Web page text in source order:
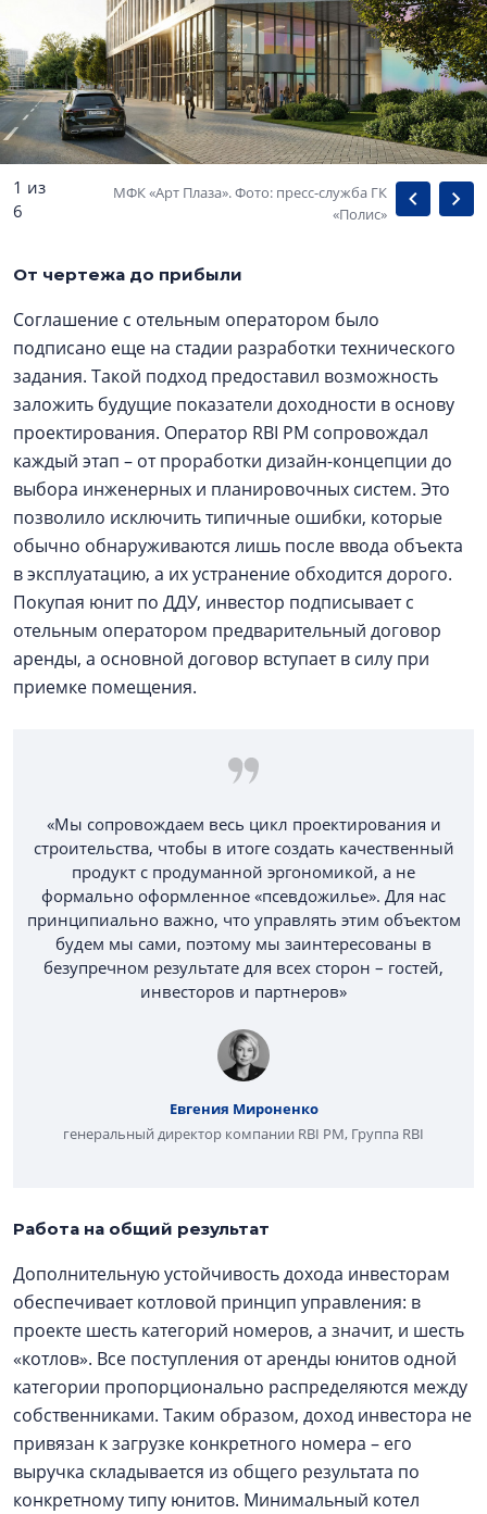
1 из
6
МФК «Арт Плаза». Фото: пресс-служба ГК
«Полис»
От чертежа до прибыли
Соглашение с отельным оператором было
подписано еще на стадии разработки технического
задания. Такой подход предоставил возможность
заложить будущие показатели доходности в основу
проектирования. Оператор RBI PM сопровождал
каждый этап – от проработки дизайн-концепции до
выбора инженерных и планировочных систем. Это
позволило исключить типичные ошибки, которые
обычно обнаруживаются лишь после ввода объекта
в эксплуатацию, а их устранение обходится дорого.
Покупая юнит по ДДУ, инвестор подписывает с
отельным оператором предварительный договор
аренды, а основной договор вступает в силу при
приемке помещения.
«Мы сопровождаем весь цикл проектирования и
строительства, чтобы в итоге создать качественный
продукт с продуманной эргономикой, а не
формально оформленное «псевдожилье». Для нас
принципиально важно, что управлять этим объектом
будем мы сами, поэтому мы заинтересованы в
безупречном результате для всех сторон – гостей,
инвесторов и партнеров»
Евгения Мироненко
генеральный директор компании RBI PM, Группа RBI
Работа на общий результат
Дополнительную устойчивость дохода инвесторам
обеспечивает котловой принцип управления: в
проекте шесть категорий номеров, а значит, и шесть
«котлов». Все поступления от аренды юнитов одной
категории пропорционально распределяются между
собственниками. Таким образом, доход инвестора не
привязан к загрузке конкретного номера – его
выручка складывается из общего результата по
конкретному типу юнитов. Минимальный котел